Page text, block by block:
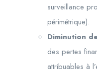
surveillance
périmétrique).
Diminution
des pertes
attribuables à